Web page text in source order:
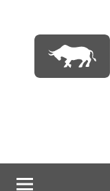
содержимому